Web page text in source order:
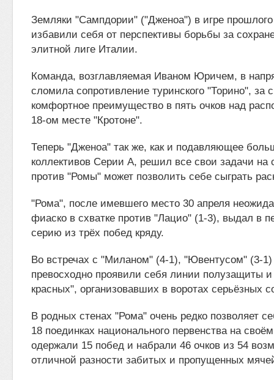
Земляки "Сампдории" ("Дженоа") в игре прошлого
избавили себя от перспективы борьбы за
элитной лиге Италии.
Команда, возглавляемая Иваном Юричем, в
сломила сопротивление туринского "Торино", за
комфортное преимущество в пять очков над
18-ом месте "Кротоне".
Теперь "Дженоа" так же, как и подавляющее
коллективов Серии А, решил все свои задачи на
против "Ромы" может позволить себе сыграть
"Рома", после имевшего место 30 апреля
фиаско в схватке против "Лацио" (1-3), выдал в
серию из трёх побед кряду.
Во встречах с "Миланом" (4-1), "Ювентусом" (3-
превосходно проявили себя линии полузащиты
красных", организовавших в воротах серьёзных
В родных стенах "Рома" очень редко позволяет
18 поединках национального первенства на
одержали 15 побед и набрали 46 очков из 54
отличной разности забитых и пропущенных